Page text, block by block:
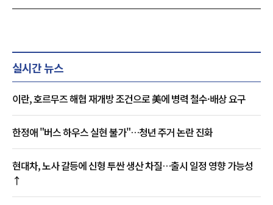
실시간 뉴스
이란, 호르무즈 해협 재개방 조건으로 美에 병력 철수·배상 요구
한정애 "버스 하우스 실현 불가"…청년 주거 논란 진화
현대차, 노사 갈등에 신형 투싼 생산 차질…출시 일정 영향 가능성
↑